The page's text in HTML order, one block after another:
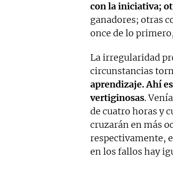
con la iniciativa;
ganadores; otras
once de lo
La irregularidad
circunstancias
aprendizaje. Ahí
vertiginosas.
de cuatro horas y
cruzarán en más
respectivamente,
en los fallos hay